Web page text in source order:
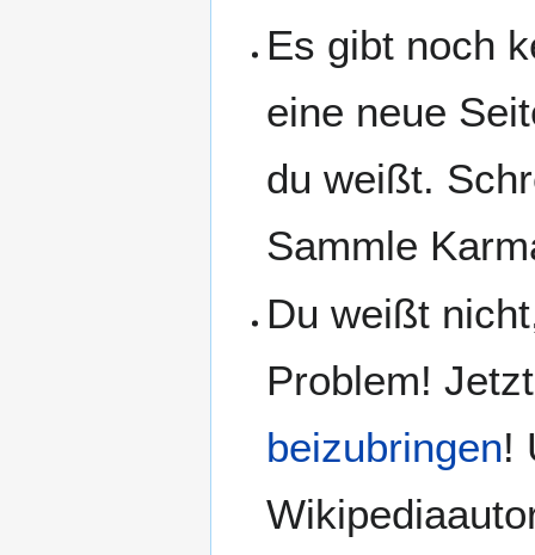
Es gibt noch
eine neue
du weißt.
Sammle
Du weißt
Problem!
beizubringen!